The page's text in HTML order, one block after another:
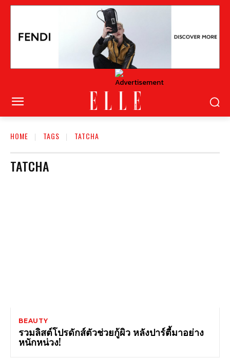
HOME TAGS TATCHA
TATCHA
BEAUTY
รวมลิสต์โปรดักส์ตัวช่วยกู้ผิว หลังปาร์ตี้มาอย่าง
หนักหน่วง!